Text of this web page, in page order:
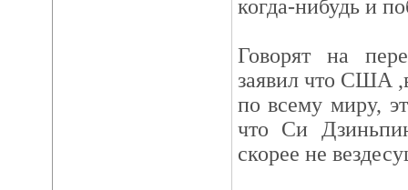
когда-нибудь и
Говорят на
заявил что США
по всему миру,
что Си
скорее не